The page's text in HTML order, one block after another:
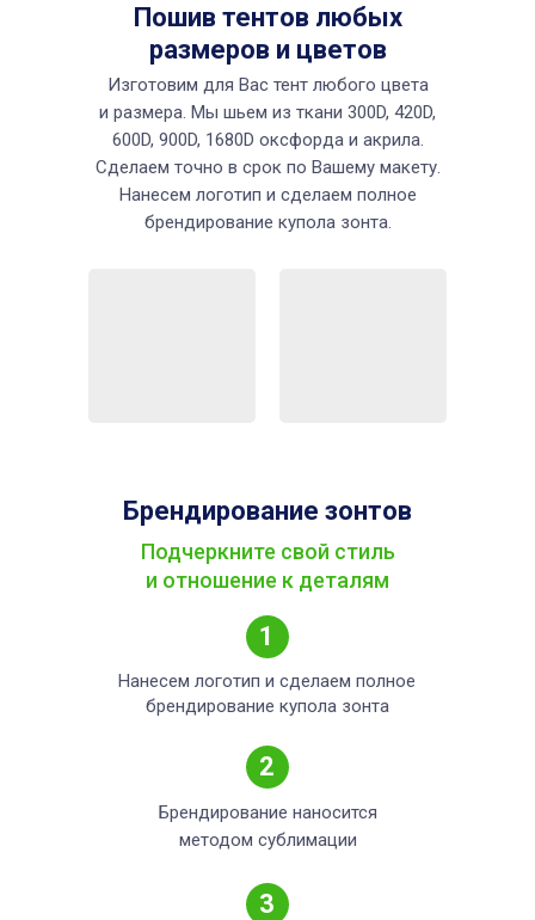
Изготовим для Вас тент любого цвета
и размера. Мы шьем из ткани 300D, 420D,
600D, 900D, 1680D оксфорда и акрила.
Сделаем точно в срок по Вашему макету.
Нанесем логотип и сделаем полное
брендирование купола зонта.
Пошив тентов любых
размеров и цветов
Брендирование зонтов
Нанесем логотип и сделаем полное
брендирование купола зонта
Брендирование наносится
методом сублимации
Подчеркните свой стиль
и отношение к деталям
1
2
3